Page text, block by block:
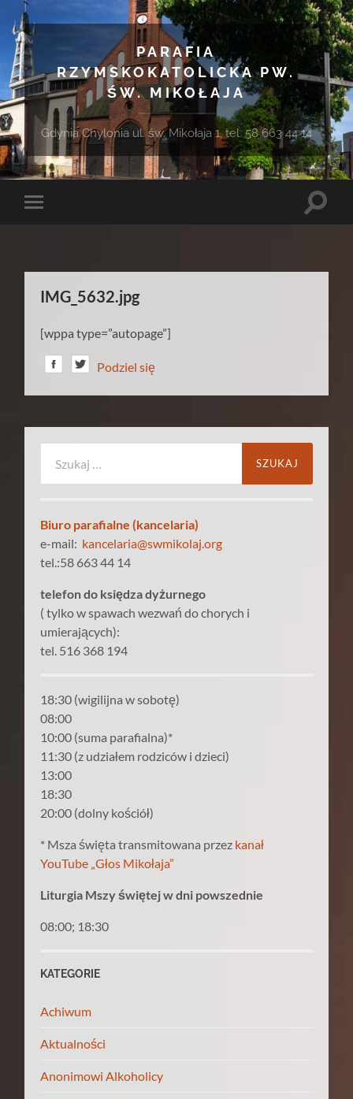
PARAFIA
RZYMSKOKATOLICKA PW.
ŚW. MIKOŁAJA
Gdynia Chylonia ul. św. Mikołaja 1, tel. 58 663 44 14
Toggle
Toggle
IMG_5632.jpg
[wppa type=”autopage”]
Podziel się
Biuro parafialne (kancelaria)
e-mail: kancelaria@swmikolaj.org
tel.:58 663 44 14
telefon do księdza dyżurnego
( tylko w spawach wezwań do chorych i
umierających):
tel. 516 368 194
18:30 (wigilijna w sobotę)
08:00
10:00 (suma parafialna)*
11:30 (z udziałem rodziców i dzieci)
13:00
18:30
20:00 (dolny kościół)
* Msza święta transmitowana przez kanał
YouTube „Głos Mikołaja”
Liturgia Mszy świętej w dni powszednie
08:00; 18:30
KATEGORIE
Achiwum
Aktualności
Anonimowi Alkoholicy